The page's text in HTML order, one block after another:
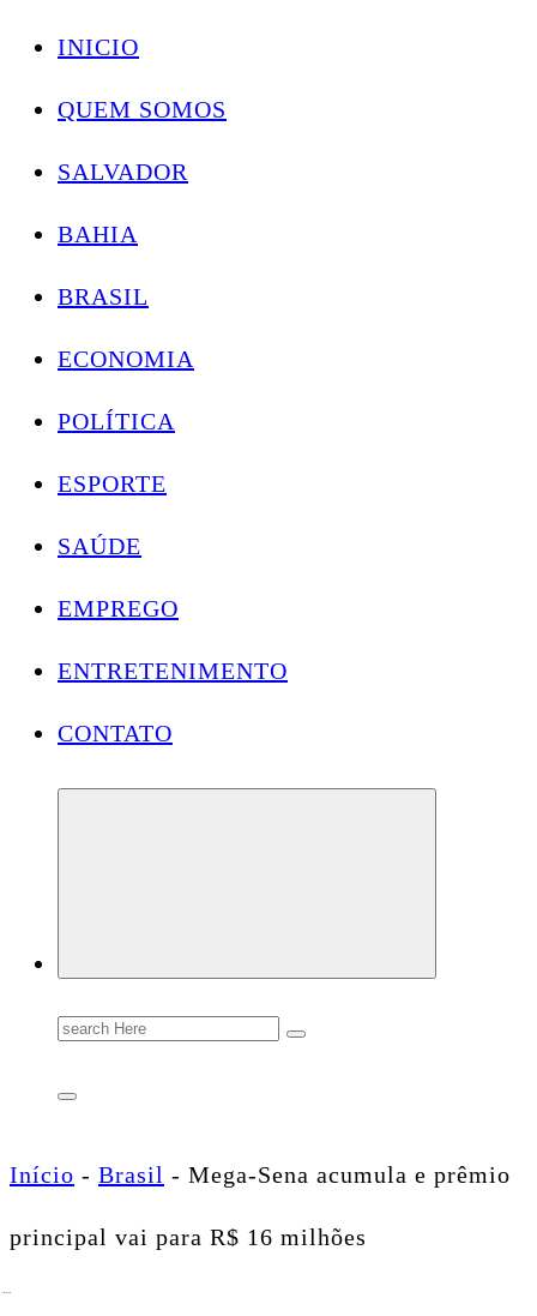
INICIO
QUEM SOMOS
SALVADOR
BAHIA
BRASIL
ECONOMIA
POLÍTICA
ESPORTE
SAÚDE
EMPREGO
ENTRETENIMENTO
CONTATO
Search
for:
Início - Brasil - Mega-Sena acumula e prêmio
principal vai para R$ 16 milhões